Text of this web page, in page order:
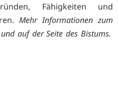
Fähigkeiten und
Mehr Informationen zum
auf der Seite desBistums.